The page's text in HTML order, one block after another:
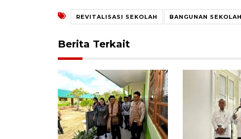
REVITALISASI SEKOLAH BANGUNAN SEKOLAH
Berita Terkait